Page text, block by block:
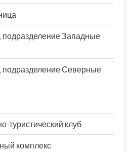
подразделение Западные
подразделение Северные
туристический клуб
комплекс